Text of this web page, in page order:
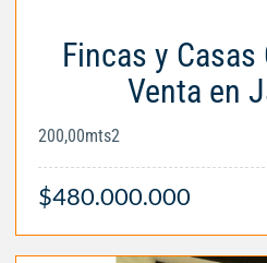
Fincas y
Venta en
200,00mts2
$480.000.000